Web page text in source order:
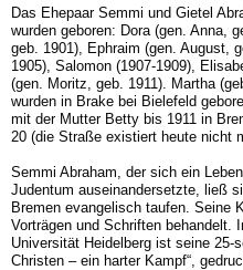
Das Ehepaar Semmi und Gietel
wurden geboren: Dora (gen. Anna,
geb. 1901), Ephraim (gen. August,
1905), Salomon (1907-1909),
(gen. Moritz, geb. 1911). Martha
wurden in Brake bei Bielefeld
mit der Mutter Betty bis 1911 in
20 (die Straße existiert heute nicht
Semmi Abraham, der sich ein
Judentum auseinandersetzte, ließ
Bremen evangelisch taufen. Seine
Vorträgen und Schriften behandelt.
Universität Heidelberg ist seine 25-
Christen – ein harter Kampf“,